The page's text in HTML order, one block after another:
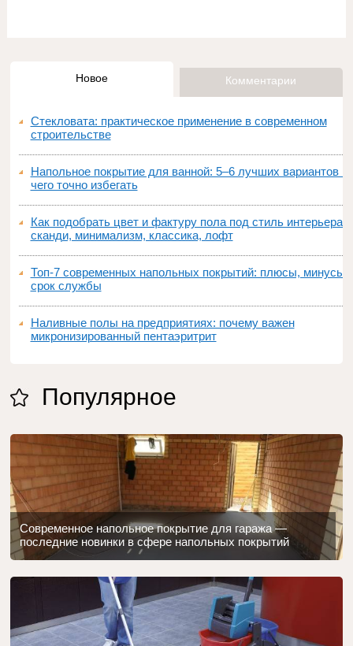
Новое Комментарии
Стекловата: практическое применение в современном
строительстве
Напольное покрытие для ванной: 5–6 лучших вариантов и
чего точно избегать
Как подобрать цвет и фактуру пола под стиль интерьера:
сканди, минимализм, классика, лофт
Топ‑7 современных напольных покрытий: плюсы, минусы,
срок службы
Наливные полы на предприятиях: почему важен
микронизированный пентаэритрит
Популярное
Современное напольное покрытие для гаража —
последние новинки в сфере напольных покрытий